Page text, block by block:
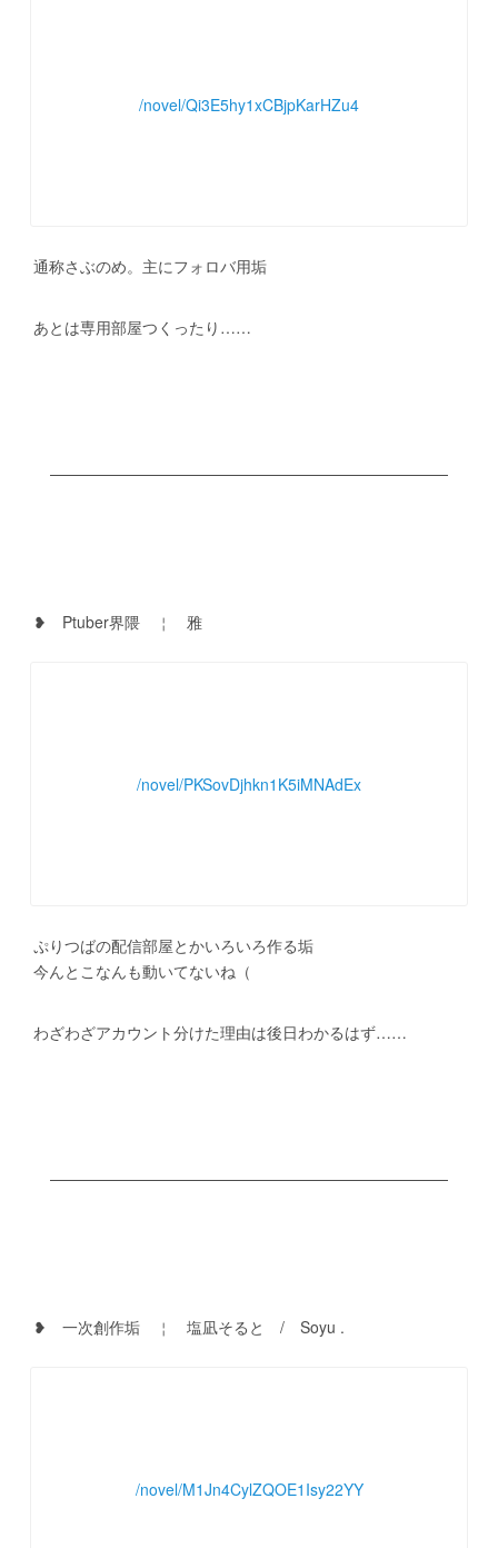
/novel/Qi3E5hy1xCBjpKarHZu4
通称さぶのめ。主にフォロバ用垢
あとは専用部屋つくったり……
❥　Ptuber界隈　￤　雅
/novel/PKSovDjhkn1K5iMNAdEx
ぷりつばの配信部屋とかいろいろ作る垢
今んとこなんも動いてないね（
わざわざアカウント分けた理由は後日わかるはず……
❥　一次創作垢　￤　塩凪そると　/　Soyu .
/novel/M1Jn4CylZQOE1Isy22YY